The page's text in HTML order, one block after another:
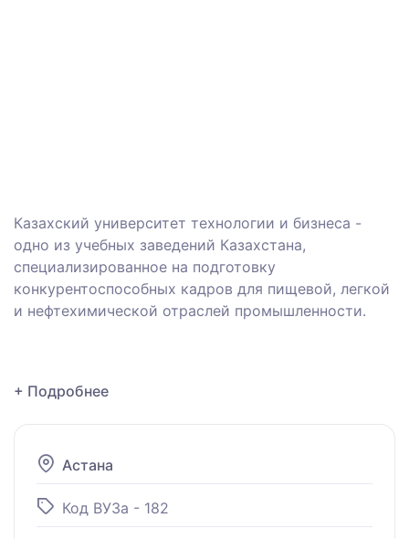
Казахский университет технологии и бизнеса -
одно из учебных заведений Казахстана,
специализированное на подготовку
конкурентоспособных кадров для пищевой, легкой
и нефтехимической отраслей промышленности.
+ Подробнее
Астана
Код ВУЗа - 182